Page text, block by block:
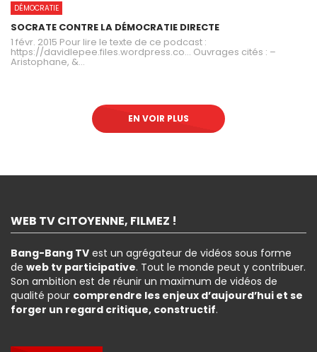
DÉMOCRATIE
SOCRATE CONTRE LA DÉMOCRATIE DIRECTE
1 févr. 2015 Pour lire le texte de ce podcast :
https://davidlepee.files.wordpress.co… Ouvrages cités : –
Aristophane, &...
EN VOIR PLUS
WEB TV CITOYENNE, FILMEZ !
Bang-Bang TV est un agrégateur de vidéos sous forme
de web tv participative. Tout le monde peut y contribuer.
Son ambition est de réunir un maximum de vidéos de
qualité pour comprendre les enjeux d’aujourd’hui et se
forger un regard critique, constructif.